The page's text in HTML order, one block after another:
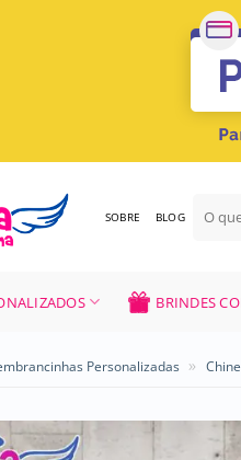
SOBRE BLOG
por:
BRINDES
Personalizadas »